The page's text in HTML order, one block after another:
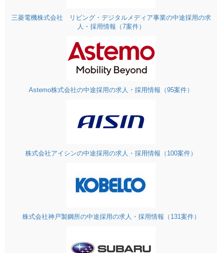
三菱電機株式会社 リビング・デジタルメディア事業の中途採用の求
人・採用情報（7案件）
Astemo株式会社の中途採用の求人・採用情報（95案件）
株式会社アイシンの中途採用の求人・採用情報（100案件）
株式会社神戸製鋼所の中途採用の求人・採用情報（131案件）